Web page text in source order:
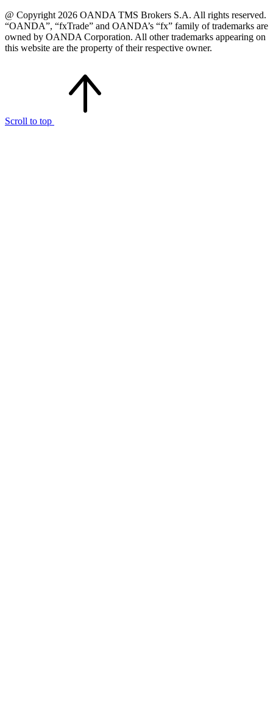
@ Copyright 2026 OANDA TMS Brokers S.A. All rights reserved.
“OANDA”, “fxTrade” and OANDA’s “fx” family of trademarks are
owned by OANDA Corporation. All other trademarks appearing on
this website are the property of their respective owner.
Scroll to top